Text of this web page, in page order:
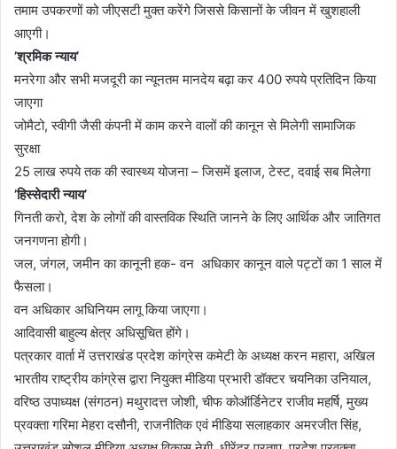
तमाम उपकरणों को जीएसटी मुक्त करेंगे जिससे किसानों के जीवन में खुशहाली
आएगी।
’श्रमिक न्याय’
मनरेगा और सभी मजदूरी का न्यूनतम मानदेय बढ़ा कर 400 रुपये प्रतिदिन किया
जाएगा
जोमैटो, स्वीगी जैसी कंपनी में काम करने वालों की कानून से मिलेगी सामाजिक
सुरक्षा
25 लाख रुपये तक की स्वास्थ्य योजना – जिसमें इलाज, टेस्ट, दवाई सब मिलेगा
’हिस्सेदारी न्याय’
गिनती करो, देश के लोगों की वास्तविक स्थिति जानने के लिए आर्थिक और जातिगत
जनगणना होगी।
जल, जंगल, जमीन का कानूनी हक- वन अधिकार कानून वाले पट्टों का 1 साल में
फैसला।
वन अधिकार अधिनियम लागू किया जाएगा।
आदिवासी बाहुल्य क्षेत्र अधिसूचित होंगे।
पत्रकार वार्ता में उत्तराखंड प्रदेश कांग्रेस कमेटी के अध्यक्ष करन महारा, अखिल
भारतीय राष्ट्रीय कांग्रेस द्वारा नियुक्त मीडिया प्रभारी डॉक्टर चयनिका उनियाल,
वरिष्ठ उपाध्यक्ष (संगठन) मथुरादत्त जोशी, चीफ कोऑर्डिनेटर राजीव महर्षि, मुख्य
प्रवक्ता गरिमा मेहरा दसौनी, राजनीतिक एवं मीडिया सलाहकार अमरजीत सिंह,